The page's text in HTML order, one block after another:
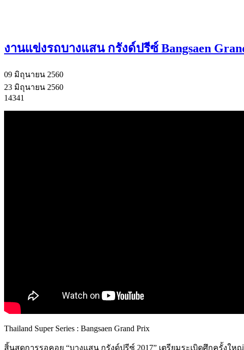
งานแข่งรถบางแสน กรังด์ปรีซ์ Bangsaen
09 มิถุนายน 2560
23 มิถุนายน 2560
14341
Thailand Super Series : Bangsaen Grand Prix
สิ้นสุดการรอคอย “บางแสน กรังด์ปรีซ์ 2017” เตรียมระเบิดศึกครั้งให